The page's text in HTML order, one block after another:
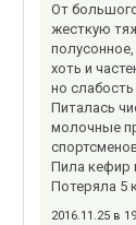
От
жесткую
хоть и
но
Питалась
молочные
Пила кефир
Потеряла 5
2016.11.25 в